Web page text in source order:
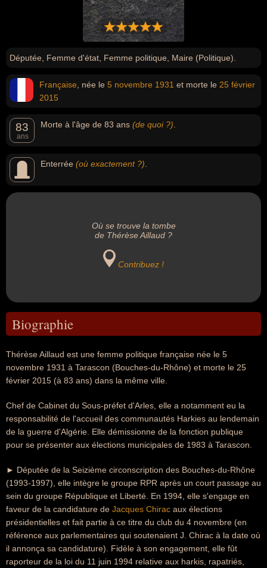
Députée, Femme d'état, Femme politique, Maire (Politique).
Française , née le 5 novembre 1931 et morte le 25 février
2015
83
ans
Morte à l'âge de 83 ans (de quoi ?)
Enterrée (où exactement ?)
Où se trouve la tombe
de Thérèse Aillaud ?
Contribuez !
Biographie
Thérèse Aillaud est une femme politique française née le 5
novembre 1931 à Tarascon (Bouches-du-Rhône) et morte le 25
février 2015 (à 83 ans) dans la même ville.
Chef de Cabinet du Sous-préfet d'Arles, elle a notamment eu la
responsabilité de l'accueil des communautés Harkies au lendemain
de la guerre d'Algérie. Elle démissionne de la fonction publique
pour se présenter aux élections municipales de 1983 à Tarascon.
► Députée de la Seizième circonscription des Bouches-du-Rhône
(1993-1997), elle intègre le groupe RPR après un court passage au
sein du groupe République et Liberté. En 1994, elle s'engage en
faveur de la candidature de Jacques Chirac aux élections
présidentielles et fait partie à ce titre du club du 4 novembre (en
référence aux parlementaires qui soutenaient J. Chirac à la date où
il annonça sa candidature). Fidèle à son engagement, elle fût
raporteur de la loi du 11 juin 1994 relative aux harkis, rapatriés,